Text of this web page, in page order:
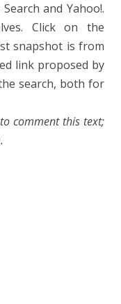
and Yahoo!.
Click on the
snapshot is from
link proposed by
search, both for
comment this text;